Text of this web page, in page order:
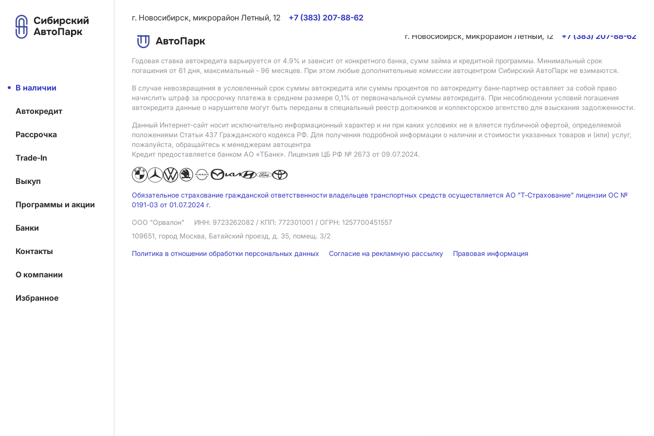
В наличии
Автокредит
Рассрочка
Trade-In
Выкуп
Программы и акции
Банки
Контакты
О компании
Избранное
г. Новосибирск, микрорайон Летный, 12
+7 (383) 207-88-62
г. Новосибирск, микрорайон Летный, 12
+7 (383) 207-88-62
Годовая ставка автокредита варьируется от 4.9% и зависит от конкретного банка, сумм займа и кредитной программы. Минимальный срок
погашения от 61 дня, максимальный - 96 месяцев. При этом любые дополнительные комиссии автоцентром Сибирский АвтоПарк не взимаются.
В случае невозвращения в условленный срок суммы автокредита или суммы процентов по автокредиту банк-партнер оставляет за собой право
начислить штраф за просрочку платежа в среднем размере 0,1% от первоначальной суммы автокредита. При несоблюдении условий погашения
автокредита данные о нарушителе могут быть переданы в специальный реестр должников и коллекторское агентство для взыскания задолженности.
Данный Интернет-сайт носит исключительно информационный характер и ни при каких условиях не я вляется публичной офертой, определяемой
положениями Статьи 437 Гражданского кодекса РФ. Для получения подробной информации о наличии и стоимости указанных товаров и (или) услуг,
пожалуйста, обращайтесь к менеджерам автоцентра
Кредит предоставляется банком АO «ТБанк». Лицензия ЦБ РФ № 2673 от 09.07.2024.
Обязательное страхование гражданской ответственности владельцев транспортных средств осуществляется АО "Т-Страхование" лицензии ОС №
0191-03 от 01.07.2024 г.
ООО "Орвалон" ИНН: 9723262082 / КПП: 772301001 / ОГРН: 1257700451557
109651, город Москва, Батайский проезд, д. 35, помещ. 3/2
Политика в отношении обработки персональных данных Согласие на рекламную рассылку Правовая информация